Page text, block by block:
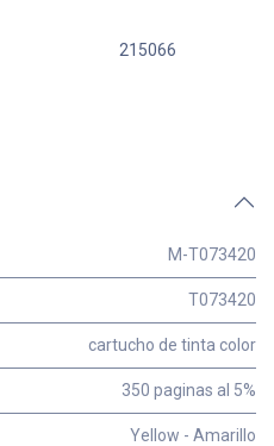
215066
M-T073420
T073420
cartucho de tinta color
350 paginas al 5%
Yellow - Amarillo